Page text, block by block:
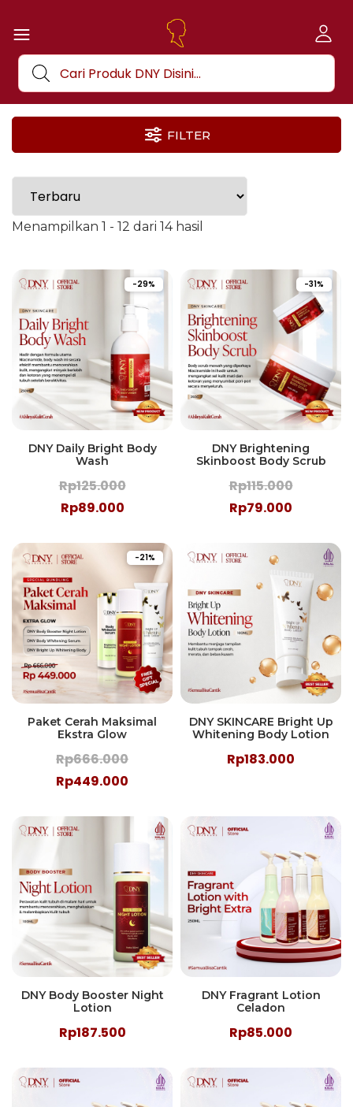
FILTER
Menampilkan 1 - 12 dari 14 hasil
-29%
DNY Daily Bright Body
Wash
Rp125.000
Rp89.000
-31%
DNY Brightening
Skinboost Body Scrub
Rp115.000
Rp79.000
-21%
Paket Cerah Maksimal
Ekstra Glow
Rp666.000
Rp449.000
DNY SKINCARE Bright Up
Whitening Body Lotion
Rp183.000
DNY Body Booster Night
Lotion
Rp187.500
DNY Fragrant Lotion
Celadon
Rp85.000